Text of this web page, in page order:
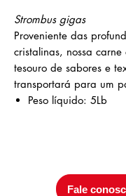
Strombus gigas
Proveniente das
cristalinas, nossa
tesouro de sabores e
transportará para um
Peso líquido: 5Lb
Fale